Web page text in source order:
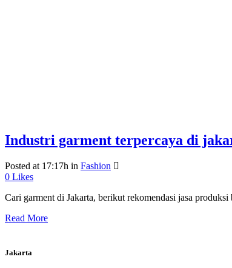
Industri garment terpercaya di
Posted at 17:17h in Fashion
0 Likes
Cari garment di Jakarta, berikut rekomendasi jasa
Read More
Jakarta